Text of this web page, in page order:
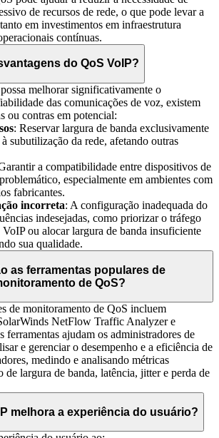
de recursos de rede, o que pode levar a
em investimentos em infraestrutura
contínuas.
do QoS VoIP?
melhorar significativamente o
das comunicações de voz, existem
ou contras em potencial:
: Reservar largura de banda exclusivamente
subutilização da rede, afetando outras
a compatibilidade entre dispositivos de
especialmente em ambientes com
fabricantes.
incorreta: A configuração inadequada do
indesejadas, como priorizar o tráfego
VoIP ou alocar largura de banda insuficiente
sua qualidade.
as ferramentas populares de
de QoS?
de monitoramento de QoS incluem
NetFlow Traffic Analyzer e
ferramentas ajudam os administradores de
e gerenciar o desempenho e a eficiência de
medindo e analisando métricas
de largura de banda, latência, jitter e perda de
melhora a experiência do usuário?